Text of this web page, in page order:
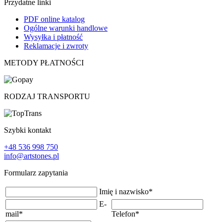
Przydatne linki
PDF online katalog
Ogólne warunki handlowe
Wysyłka i płatność
Reklamacje i zwroty
METODY PŁATNOŚCI
RODZAJ TRANSPORTU
Szybki kontakt
+48 536 998 750
info@artstones.pl
Formularz zapytania
Imię i nazwisko*
E-
mail* Telefon*